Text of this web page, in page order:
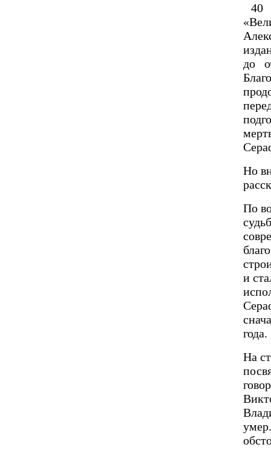
40
до
Но
По
и
года.
На